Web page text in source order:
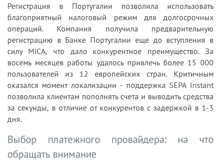
Регистрация в Португалии позволила использовать
благоприятный налоговый режим для долгосрочных
операций. Компания получила предварительную
регистрацию в Банке Португалии еще до вступления в
силу MiCA, что дало конкурентное преимущество. За
восемь месяцев работы удалось привлечь более 15 000
пользователей из 12 европейских стран. Критичным
оказался момент локализации - поддержка SEPA Instant
позволила клиентам пополнять счета и выводить средства
за секунды, в отличие от конкурентов с задержкой в 1-3
дня.
Выбор платежного провайдера: на что
обращать внимание